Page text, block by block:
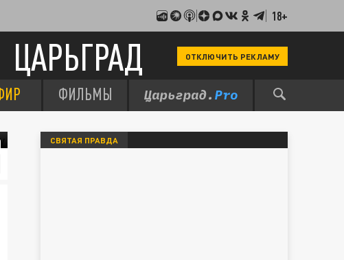
18+
ЦАРЬГРАД ОТКЛЮЧИТЬ РЕКЛАМУ
ФИЛЬМЫ
СВЯТАЯ ПРАВДА